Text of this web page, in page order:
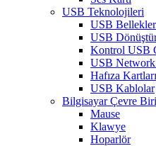
USB Teknolojileri
USB
USB
Kontrol USB
USB Network
Hafıza Kartları
USB Kablolar
Bilgisayar Çevre
Mause
Klawye
Hoparlör